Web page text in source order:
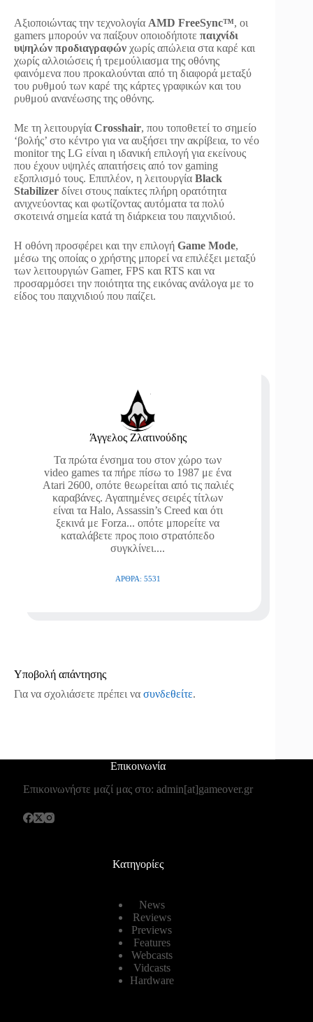
Αξιοποιώντας την τεχνολογία AMD FreeSync™, οι
gamers μπορούν να παίξουν οποιοδήποτε παιχνίδι
υψηλών προδιαγραφών χωρίς απώλεια στα καρέ και
χωρίς αλλοιώσεις ή τρεμούλιασμα της οθόνης
φαινόμενα που προκαλούνται από τη διαφορά μεταξύ
του ρυθμού των καρέ της κάρτες γραφικών και του
ρυθμού ανανέωσης της οθόνης.
Mε τη λειτουργία Crosshair, που τοποθετεί το σημείο
‘βολής’ στο κέντρο για να αυξήσει την ακρίβεια, το νέο
monitor της LG είναι η ιδανική επιλογή για εκείνους
που έχουν υψηλές απαιτήσεις από τον gaming
εξοπλισμό τους. Επιπλέον, η λειτουργία Black
Stabilizer δίνει στους παίκτες πλήρη ορατότητα
ανιχνεύοντας και φωτίζοντας αυτόματα τα πολύ
σκοτεινά σημεία κατά τη διάρκεια του παιχνιδιού.
H οθόνη προσφέρει και την επιλογή Game Mode,
μέσω της οποίας ο χρήστης μπορεί να επιλέξει μεταξύ
των λειτουργιών Gamer, FPS και RTS και να
προσαρμόσει την ποιότητα της εικόνας ανάλογα με το
είδος του παιχνιδιού που παίζει.
Άγγελος Ζλατινούδης
Τα πρώτα ένσημα του στον χώρο των
video games τα πήρε πίσω το 1987 με ένα
Atari 2600, οπότε θεωρείται από τις παλιές
καραβάνες. Αγαπημένες σειρές τίτλων
είναι τα Halo, Assassin’s Creed και ότι
ξεκινά με Forza... οπότε μπορείτε να
καταλάβετε προς ποιο στρατόπεδο
συγκλίνει....
ΆΡΘΡΑ: 5531
Υποβολή απάντησης
Για να σχολιάσετε πρέπει να συνδεθείτε.
Επικοινωνία
Επικοινωνήστε μαζί μας στο: admin[at]gameover.gr
Κατηγορίες
News
Reviews
Previews
Features
Webcasts
Vidcasts
Hardware